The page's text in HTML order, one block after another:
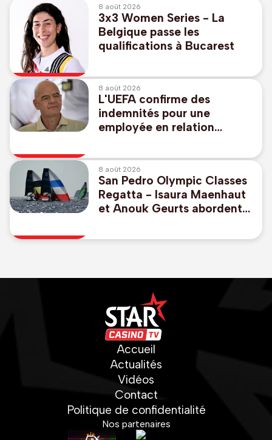
8 août 2026
3x3 Women Series - La
Belgique passe les
qualifications à Bucarest
8 août 2026
L'UEFA confirme des
indemnités pour une
employée en relation
8 août 2026
San Pedro Olympic Classes
Regatta - Isaura Maenhaut
et Anouk Geurts abordent
médailles en 49er FX
Accueil
Actualités
Vidéos
Contact
Politique de confidentialité
Nos partenaires